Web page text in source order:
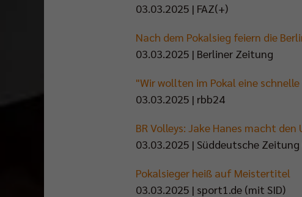
03.03.2025 | FAZ(+)
Nach dem Pokalsieg feiern die
03.03.2025 | Berliner Zeitung
"Wir wollten im Pokal eine
03.03.2025 | rbb24
BR Volleys: Jake Hanes macht den
03.03.2025 | Süddeutsche Zeitung
Pokalsieger heiß auf Meistertitel
03.03.2025 | sport1.de (mit SID)